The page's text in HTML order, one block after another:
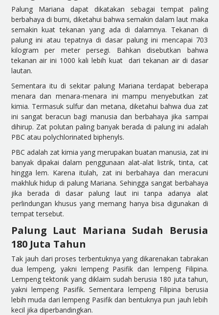
Palung Mariana dapat dikatakan sebagai tempat paling
berbahaya di bumi, diketahui bahwa semakin dalam laut maka
semakin kuat tekanan yang ada di dalamnya. Tekanan di
palung ini atau tepatnya di dasar palung ini mencapai 703
kilogram per meter persegi. Bahkan disebutkan bahwa
tekanan air ini 1000 kali lebih kuat dari tekanan air di dasar
lautan.
Sementara itu di sekitar palung Mariana terdapat beberapa
menara dan menara-menara ini mampu menyebutkan zat
kimia. Termasuk sulfur dan metana, diketahui bahwa dua zat
ini sangat beracun bagi manusia dan berbahaya jika sampai
dihirup. Zat polutan paling banyak berada di palung ini adalah
PBC atau polychlorinated biphenyls.
PBC adalah zat kimia yang merupakan buatan manusia, zat ini
banyak dipakai dalam penggunaan alat-alat listrik, tinta, cat
hingga lem. Karena itulah, zat ini berbahaya dan meracuni
makhluk hidup di palung Mariana. Sehingga sangat berbahaya
jika berada di dasar palung laut ini tanpa adanya alat
perlindungan khusus yang memang hanya bisa digunakan di
tempat tersebut.
Palung Laut Mariana Sudah Berusia
180 Juta Tahun
Tak jauh dari proses terbentuknya yang dikarenakan tabrakan
dua lempeng, yakni lempeng Pasifik dan lempeng Filipina.
Lempeng tektonik yang diklaim sudah berusia 180 juta tahun,
yakni lempeng Pasifik. Sementara lempeng Filipina berusia
lebih muda dari lempeng Pasifik dan bentuknya pun jauh lebih
kecil jika diperbandingkan.